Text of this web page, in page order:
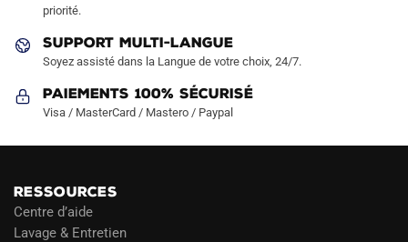
produit
produit
priorité.
SUPPORT MULTI-LANGUE
Soyez assisté dans la Langue de votre choix, 24/7.
Paiements 100% Sécurisé
Visa / MasterCard / Mastero / Paypal
RESSOURCES
Centre d’aide
Lavage & Entretien